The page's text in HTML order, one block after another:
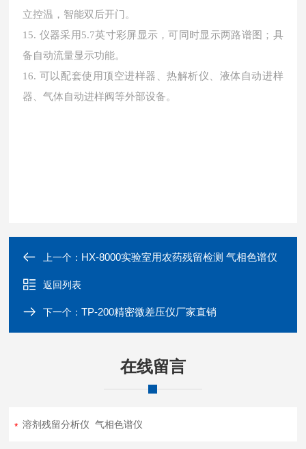
立控温，智能双后开门。
15. 仪器采用5.7英寸彩屏显示，可同时显示两路谱图；具
备自动流量显示功能。
16. 可以配套使用顶空进样器、热解析仪、液体自动进样
器、气体自动进样阀等外部设备。
上一个： HX-8000实验室用农药残留检测 气相色谱仪
返回列表
下一个：TP-200精密微差压仪厂家直销
在线留言